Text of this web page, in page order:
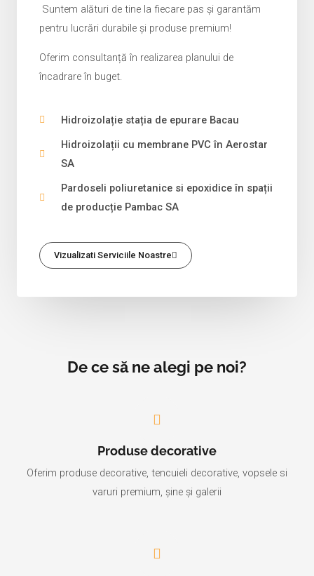
Suntem alături de tine la fiecare pas și garantăm
pentru lucrări durabile și produse premium!
Oferim consultanță în realizarea planului de
încadrare în buget.
Hidroizolație stația de epurare Bacau
Hidroizolații cu membrane PVC în Aerostar
SA
Pardoseli poliuretanice si epoxidice în spații
de producție Pambac SA
Vizualizati Serviciile Noastre
De ce să ne alegi pe noi?
Produse decorative
Oferim produse decorative, tencuieli decorative, vopsele si
varuri premium, șine și galerii